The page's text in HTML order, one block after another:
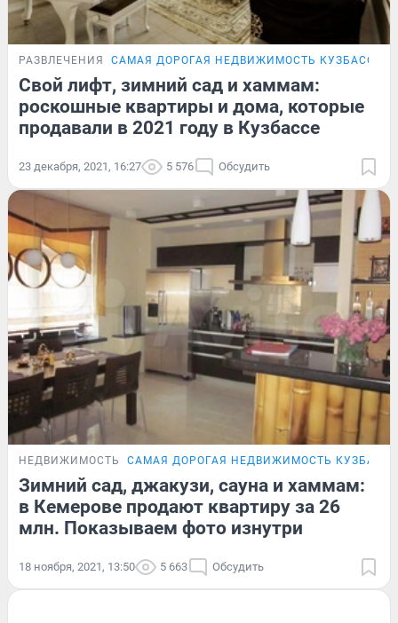
РАЗВЛЕЧЕНИЯ САМАЯ ДОРОГАЯ НЕДВИЖИМОСТЬ КУЗБАССА
Свой лифт, зимний сад и хаммам:
роскошные квартиры и дома, которые
продавали в 2021 году в Кузбассе
23 декабря, 2021, 16:27 5 576 Обсудить
НЕДВИЖИМОСТЬ САМАЯ ДОРОГАЯ НЕДВИЖИМОСТЬ КУЗБАССА
Зимний сад, джакузи, сауна и хаммам:
в Кемерове продают квартиру за 26
млн. Показываем фото изнутри
18 ноября, 2021, 13:50 5 663 Обсудить